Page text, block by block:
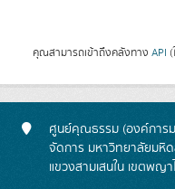
คุณสามารถเข้าถึงคลังทาง API
ศูนย์คุณธรรม (องค์การ
จัดการ มหาวิทยาลัยมหิ
แขวงสามเสนใน เขตพญ